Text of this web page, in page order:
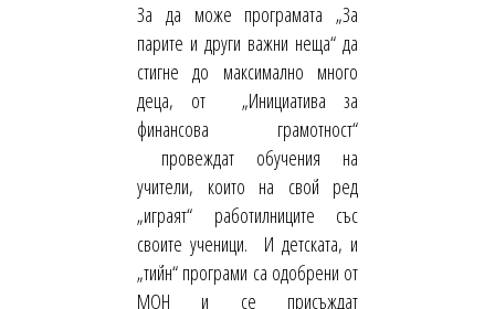
За да може програмата „За
парите и други важни неща“ да
стигне до максимално много
деца, от „Инициатива за
финансова грамотност“
провеждат обучения на
учители, които на свой ред
„играят“ работилниците със
своите ученици. И детската, и
„тийн“ програми са одобрени от
МОН и се присъждат